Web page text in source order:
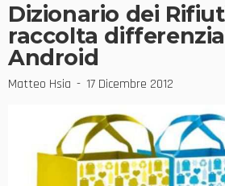
Dizionario dei
raccolta
Android
Matteo Hsia 17 Dicembre 2012